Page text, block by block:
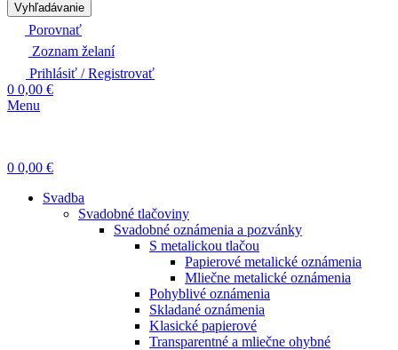
Vyhľadávanie
Porovnať
Zoznam želaní
Prihlásiť / Registrovať
0 0,00 €
Menu
0 0,00 €
Svadba
Svadobné tlačoviny
Svadobné oznámenia a pozvánky
S metalickou tlačou
Papierové metalické oznámenia
Mliečne metalické oznámenia
Pohyblivé oznámenia
Skladané oznámenia
Klasické papierové
Transparentné a mliečne ohybné